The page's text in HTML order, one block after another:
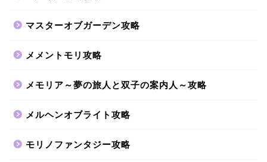
マスターオブガーデン攻略
メメントモリ攻略
メモリア～夢の旅人と双子の案内人～攻略
メルヘンオブライト攻略
モリノファンタジー攻略